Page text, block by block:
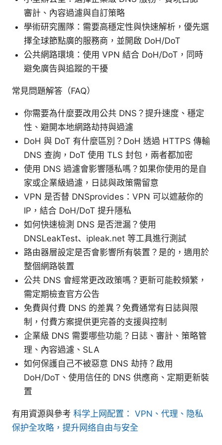
審計、內容過濾與自訂策略
學術研究團隊：需要高穩定性與快速解析，優先選
擇全球節點廣的服務商，並開啟 DoH/DoT
公共網路環境：使用 VPN 結合 DoH/DoT，同時
避免廣告與追蹤的干擾
常見問題解答（FAQ）
你需要為什麼要改用公共 DNS？提升速度、穩定
性、避開本地網路劫持與過濾
DoH 與 DoT 有什麼區別？DoH 透過 HTTPS 傳輸
DNS 查詢，DoT 使用 TLS 封包，兩者都加密
使用 DNS 過濾會影響隱私嗎？如果你使用的是自
家或企業級過濾，日誌與政策需留意
VPN 是否替 DNSprovides：VPN 可以遮蔽你的
IP，結合 DoH/DoT 提升隱私
如何快速檢測 DNS 是否泄漏？使用
DNSLeakTest、ipleak.net 等工具進行測試
路由器層設定是否會影響所有裝置？是的，適用於
整個網路裝置
公共 DNS 會經常更改政策嗎？更新可能較頻繁，
需定期檢查官方公告
免費與付費 DNS 的差異？免費通常有日誌與限
制，付費方案提供更完善的支援與控制
企業級 DNS 需要哪些功能？日誌、審計、策略管
理、內容過濾、SLA
如何保護自己不被惡意 DNS 劫持？啟用
DoH/DoT、使用信任的 DNS 供應商、定期更新裝
置
有用資源與參考 科学上网配置： VPN、代理、隐私
保护全攻略，提升网络自由与安全